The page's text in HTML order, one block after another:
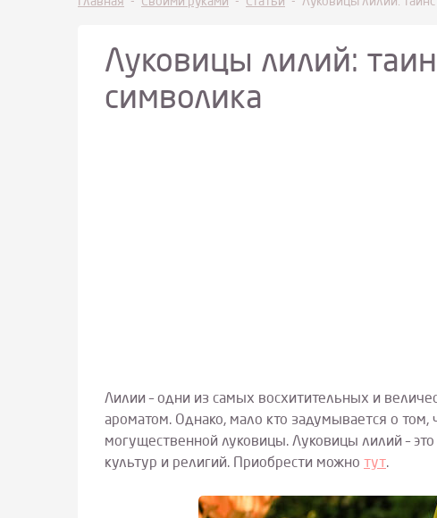
Луковицы лилий:
символика
Лилии – одни из самых восхитительных и
ароматом. Однако, мало кто задумывается о
могущественной луковицы. Луковицы лилий –
культур и религий. Приобрести можно тут.